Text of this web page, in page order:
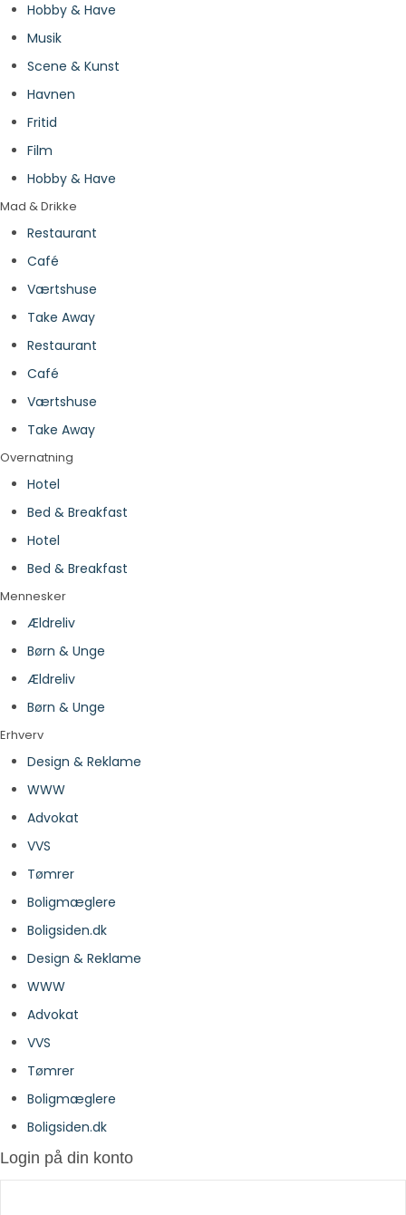
Hobby & Have
Musik
Scene & Kunst
Havnen
Fritid
Film
Hobby & Have
Mad & Drikke
Restaurant
Café
Værtshuse
Take Away
Restaurant
Café
Værtshuse
Take Away
Overnatning
Hotel
Bed & Breakfast
Hotel
Bed & Breakfast
Mennesker
Ældreliv
Børn & Unge
Ældreliv
Børn & Unge
Erhverv
Design & Reklame
WWW
Advokat
VVS
Tømrer
Boligmæglere
Boligsiden.dk
Design & Reklame
WWW
Advokat
VVS
Tømrer
Boligmæglere
Boligsiden.dk
Login på din konto